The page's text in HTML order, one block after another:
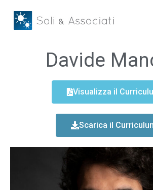
Davide
Visualizza il
Scarica il